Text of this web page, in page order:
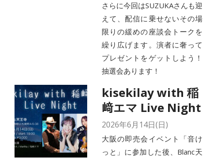
さらに今回はSUZUKAさんも迎
えて、配信に乗せないその場
限りの緩めの座談会トークを
繰り広げます。演者に奢って
プレゼントをゲットしよう！
抽選会あります！
kisekilay with 稲
﨑エマ Live Night
2026年6月14日(日)
大阪の即売会イベント「音け
っと」に参加した後、Blanc天